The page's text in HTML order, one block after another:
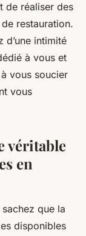
de réaliser des
restauration.
intimité
à vous et
vous soucier
vous
véritable
en
que la
disponibles